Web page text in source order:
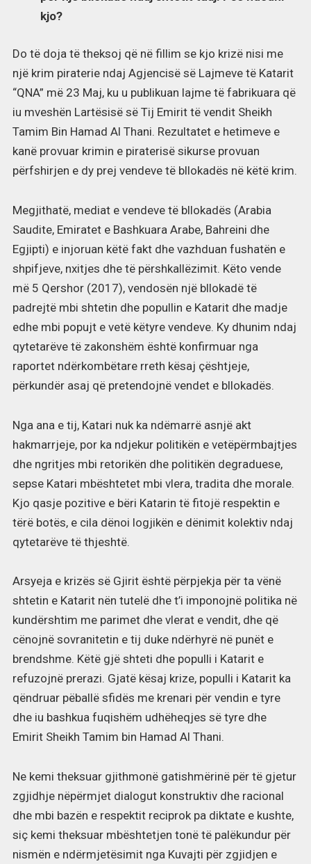
kjo?
Do të doja të theksoj që në fillim se kjo krizë nisi me
një krim piraterie ndaj Agjencisë së Lajmeve të Katarit
“QNA” më 23 Maj, ku u publikuan lajme të fabrikuara që
iu mveshën Lartësisë së Tij Emirit të vendit Sheikh
Tamim Bin Hamad Al Thani. Rezultatet e hetimeve e
kanë provuar krimin e piraterisë sikurse provuan
përfshirjen e dy prej vendeve të bllokadës në këtë krim.
Megjithatë, mediat e vendeve të bllokadës (Arabia
Saudite, Emiratet e Bashkuara Arabe, Bahreini dhe
Egjipti) e injoruan këtë fakt dhe vazhduan fushatën e
shpifjeve, nxitjes dhe të përshkallëzimit. Këto vende
më 5 Qershor (2017), vendosën një bllokadë të
padrejtë mbi shtetin dhe popullin e Katarit dhe madje
edhe mbi popujt e vetë këtyre vendeve. Ky dhunim ndaj
qytetarëve të zakonshëm është konfirmuar nga
raportet ndërkombëtare rreth kësaj çështjeje,
përkundër asaj që pretendojnë vendet e bllokadës.
Nga ana e tij, Katari nuk ka ndëmarrë asnjë akt
hakmarrjeje, por ka ndjekur politikën e vetëpërmbajtjes
dhe ngritjes mbi retorikën dhe politikën degraduese,
sepse Katari mbështetet mbi vlera, tradita dhe morale.
Kjo qasje pozitive e bëri Katarin të fitojë respektin e
tërë botës, e cila dënoi logjikën e dënimit kolektiv ndaj
qytetarëve të thjeshtë.
Arsyeja e krizës së Gjirit është përpjekja për ta vënë
shtetin e Katarit nën tutelë dhe t’i imponojnë politika në
kundërshtim me parimet dhe vlerat e vendit, dhe që
cënojnë sovranitetin e tij duke ndërhyrë në punët e
brendshme. Këtë gjë shteti dhe populli i Katarit e
refuzojnë prerazi. Gjatë kësaj krize, populli i Katarit ka
qëndruar pëballë sfidës me krenari për vendin e tyre
dhe iu bashkua fuqishëm udhëheqjes së tyre dhe
Emirit Sheikh Tamim bin Hamad Al Thani.
Ne kemi theksuar gjithmonë gatishmërinë për të gjetur
zgjidhje nëpërmjet dialogut konstruktiv dhe racional
dhe mbi bazën e respektit reciprok pa diktate e kushte,
siç kemi theksuar mbështetjen tonë të palëkundur për
nismën e ndërmjetësimit nga Kuvajti për zgjidjen e